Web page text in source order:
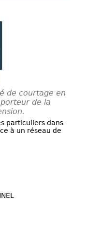
de courtage en
de la
particuliers dans
à un réseau de